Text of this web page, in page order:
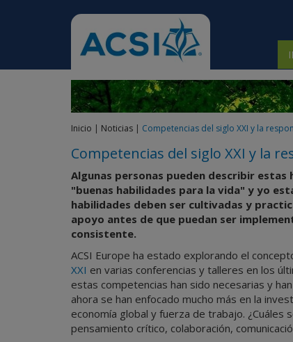
Inicio | Noticias | Competencias del siglo XXI y la
Competencias del siglo XXI y la
Algunas personas pueden describir estas
"buenas habilidades para la vida" y yo
habilidades deben ser cultivadas y
apoyo antes de que puedan ser
consistente.
ACSI Europe ha estado explorando el
XXI en varias conferencias y talleres en los
estas competencias han sido necesarias y
ahora se han enfocado mucho más en la
economía global y fuerza de trabajo. ¿Cuáles
pensamiento crítico, colaboración,